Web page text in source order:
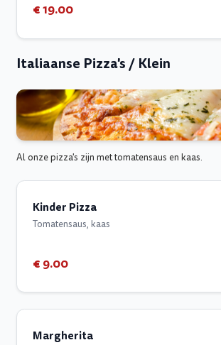
€ 19.00
Italiaanse Pizza's / Klein
Al onze pizza's zijn met tomatensaus en kaas.
Kinder Pizza
Tomatensaus, kaas
€ 9.00
Margherita